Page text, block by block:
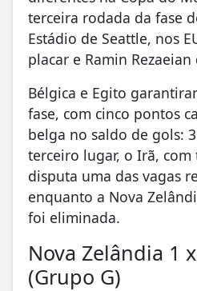
terceira rodada da fase
Estádio de Seattle, nos
placar e Ramin
Bélgica e Egito
fase, com cinco pontos
belga no saldo de gols:
terceiro lugar, o Irã,
disputa uma das vagas
enquanto a Nova
foi eliminada.
Nova Zelândia 1
(Grupo G)